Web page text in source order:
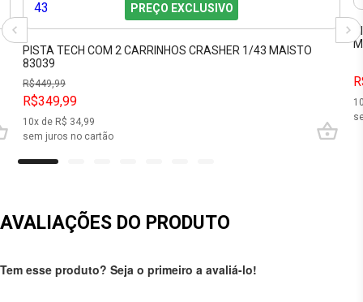
PREÇO EXCLUSIVO
PISTA TECH COM 2 CARRINHOS CRASHER 1/43 MAISTO
83039
R$449,99
R$349,99
10x de R$ 34,99
sem juros no cartão
AVALIAÇÕES DO PRODUTO
Tem esse produto? Seja o primeiro a avaliá-lo!